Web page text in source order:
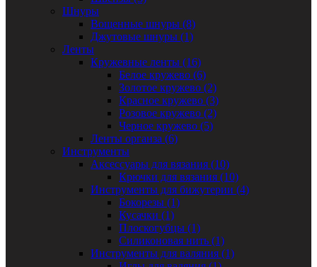
Шнуры
Вощенные шнуры (8)
Джутовые шнуры (1)
Ленты
Кружевные ленты (16)
Белое кружево (6)
Золотое кружево (2)
Красное кружево (3)
Розовое кружево (2)
Черное кружево (5)
Ленты органза (6)
Инструменты
Аксессуары для вязания (10)
Крючки для вязания (10)
Инструменты для бижутерии (4)
Бокорезы (1)
Кусачки (1)
Плоскогубцы (1)
Силиконовая нить (1)
Инструменты для валяния (1)